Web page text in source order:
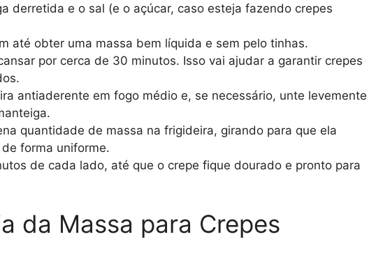
derretida e o sal (e o açúcar, caso esteja fazendo crepes
até obter uma massa bem líquida e sem pelo tinhas.
por cerca de 30 minutos. Isso vai ajudar a garantir crepes
antiaderente em fogo médio e, se necessário, unte levemente
quantidade de massa na frigideira, girando para que ela
forma uniforme.
de cada lado, até que o crepe fique dourado e pronto para
da Massa para Crepes